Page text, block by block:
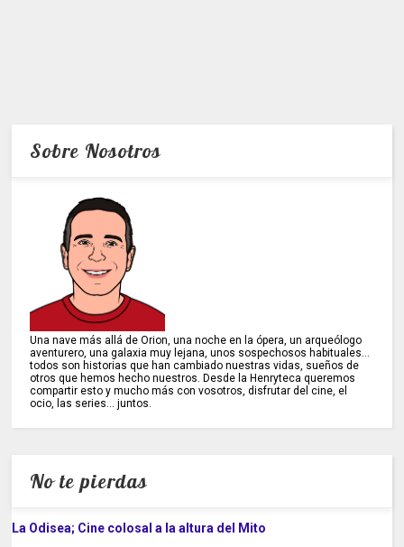
Sobre Nosotros
Una nave más allá de Orion, una noche en la ópera, un arqueólogo
aventurero, una galaxia muy lejana, unos sospechosos habituales...
todos son historias que han cambiado nuestras vidas, sueños de
otros que hemos hecho nuestros. Desde la Henryteca queremos
compartir esto y mucho más con vosotros, disfrutar del cine, el
ocio, las series... juntos.
No te pierdas
La Odisea; Cine colosal a la altura del Mito